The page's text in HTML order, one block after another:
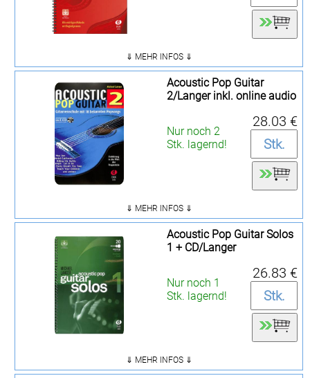
⇓ MEHR INFOS ⇓
Acoustic Pop Guitar
2/Langer inkl. online audio
Nur noch 2
Stk. lagernd!
28.03 €
⇓ MEHR INFOS ⇓
Acoustic Pop Guitar Solos
1 + CD/Langer
Nur noch 1
Stk. lagernd!
26.83 €
⇓ MEHR INFOS ⇓